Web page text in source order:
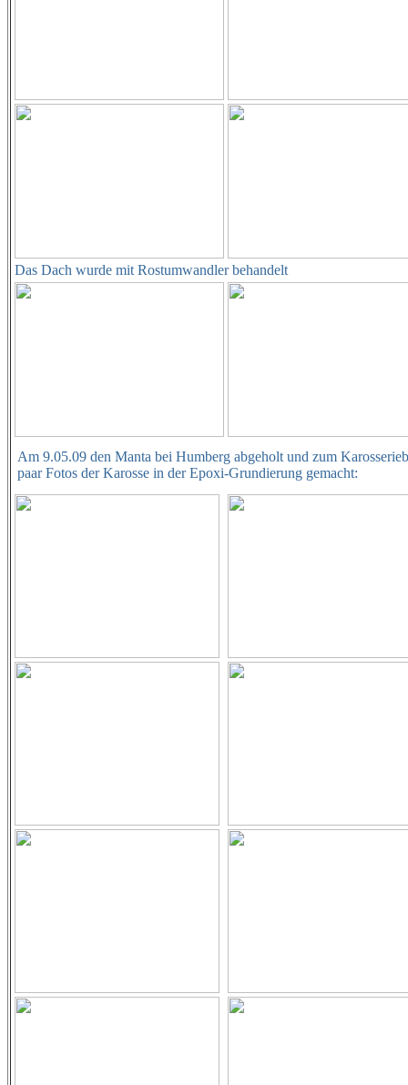
Das Dach wurde mit Rostumwandler behandelt
Am 9.05.09 den Manta bei Humberg abgeholt und zum
paar Fotos der Karosse in der Epoxi-Grundierung gemacht: